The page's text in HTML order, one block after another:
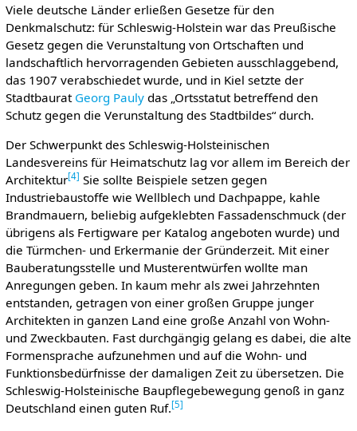
Viele deutsche Länder erließen Gesetze für den
Denkmalschutz: für Schleswig-Holstein war das Preußische
Gesetz gegen die Verunstaltung von Ortschaften und
landschaftlich hervorragenden Gebieten ausschlaggebend,
das 1907 verabschiedet wurde, und in Kiel setzte der
Stadtbaurat Georg Paulydas „Ortsstatut betreffend den
Schutz gegen die Verunstaltung des Stadtbildes“ durch.
Der Schwerpunkt des Schleswig-Holsteinischen
Landesvereins für Heimatschutz lag vor allem im Bereich der
Architektur[4] Sie sollte Beispiele setzen gegen
Industriebaustoffe wie Wellblech und Dachpappe, kahle
Brandmauern, beliebig aufgeklebten Fassadenschmuck (der
übrigens als Fertigware per Katalog angeboten wurde) und
die Türmchen- und Erkermanie der Gründerzeit. Mit einer
Bauberatungsstelle und Musterentwürfen wollte man
Anregungen geben. In kaum mehr als zwei Jahrzehnten
entstanden, getragen von einer großen Gruppe junger
Architekten in ganzen Land eine große Anzahl von Wohn-
und Zweckbauten. Fast durchgängig gelang es dabei, die alte
Formensprache aufzunehmen und auf die Wohn- und
Funktionsbedürfnisse der damaligen Zeit zu übersetzen. Die
Schleswig-Holsteinische Baupflegebewegung genoß in ganz
Deutschland einen guten Ruf.[5]